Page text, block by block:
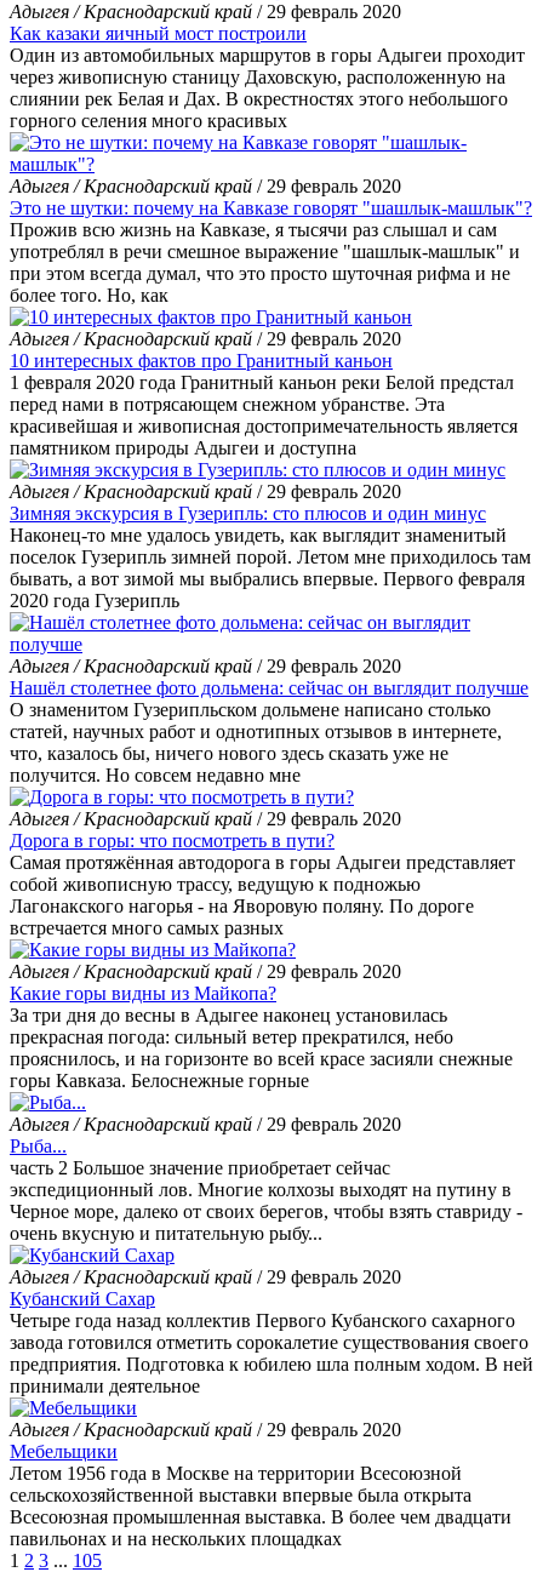
Адыгея / Краснодарский край / 29 февраль 2020
Как казаки яичный мост построили
Один из автомобильных маршрутов в горы Адыгеи проходит
через живописную станицу Даховскую, расположенную на
слиянии рек Белая и Дах. В окрестностях этого небольшого
горного селения много красивых
Адыгея / Краснодарский край / 29 февраль 2020
Это не шутки: почему на Кавказе говорят "шашлык-машлык"?
Прожив всю жизнь на Кавказе, я тысячи раз слышал и сам
употреблял в речи смешное выражение "шашлык-машлык" и
при этом всегда думал, что это просто шуточная рифма и не
более того. Но, как
Адыгея / Краснодарский край / 29 февраль 2020
10 интересных фактов про Гранитный каньон
1 февраля 2020 года Гранитный каньон реки Белой предстал
перед нами в потрясающем снежном убранстве. Эта
красивейшая и живописная достопримечательность является
памятником природы Адыгеи и доступна
Адыгея / Краснодарский край / 29 февраль 2020
Зимняя экскурсия в Гузерипль: сто плюсов и один минус
Наконец-то мне удалось увидеть, как выглядит знаменитый
поселок Гузерипль зимней порой. Летом мне приходилось там
бывать, а вот зимой мы выбрались впервые. Первого февраля
2020 года Гузерипль
Адыгея / Краснодарский край / 29 февраль 2020
Нашёл столетнее фото дольмена: сейчас он выглядит получше
О знаменитом Гузерипльском дольмене написано столько
статей, научных работ и однотипных отзывов в интернете,
что, казалось бы, ничего нового здесь сказать уже не
получится. Но совсем недавно мне
Адыгея / Краснодарский край / 29 февраль 2020
Дорога в горы: что посмотреть в пути?
Самая протяжённая автодорога в горы Адыгеи представляет
собой живописную трассу, ведущую к подножью
Лагонакского нагорья - на Яворовую поляну. По дороге
встречается много самых разных
Адыгея / Краснодарский край / 29 февраль 2020
Какие горы видны из Майкопа?
За три дня до весны в Адыгее наконец установилась
прекрасная погода: сильный ветер прекратился, небо
прояснилось, и на горизонте во всей красе засияли снежные
горы Кавказа. Белоснежные горные
Адыгея / Краснодарский край / 29 февраль 2020
Рыба...
часть 2 Большое значение приобретает сейчас
экспедиционный лов. Многие колхозы выходят на путину в
Черное море, далеко от своих берегов, чтобы взять ставриду -
очень вкусную и питательную рыбу...
Адыгея / Краснодарский край / 29 февраль 2020
Кубанский Сахар
Четыре года назад коллектив Первого Кубанского сахарного
завода готовился отметить сорокалетие существования своего
предприятия. Подготовка к юбилею шла полным ходом. В ней
принимали деятельное
Адыгея / Краснодарский край / 29 февраль 2020
Мебельщики
Летом 1956 года в Москве на территории Всесоюзной
сельскохозяйственной выставки впервые была открыта
Всесоюзная промышленная выставка. В более чем двадцати
павильонах и на нескольких площадках
1 2 3 ... 105